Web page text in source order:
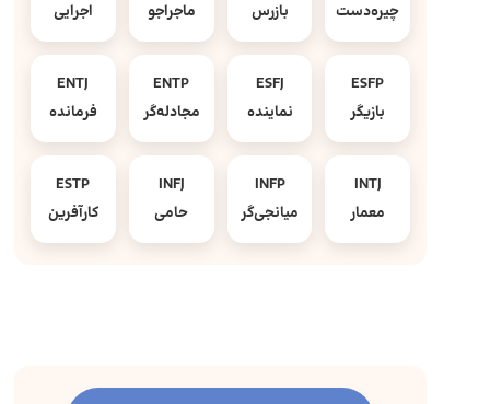
چیره‌دست
بازرس
ماجراجو
اجرایی
ESFP
بازیگر
ESFJ
نماینده
ENTP
مجادله‌گر
ENTJ
فرمانده
INTJ
معمار
INFP
میانجی‌گر
INFJ
حامی
ESTP
کارآفرین